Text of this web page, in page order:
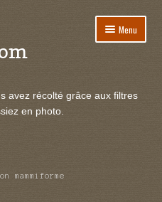
Menu
le
avez récolté grâce aux filtres
en photo.
mammiforme